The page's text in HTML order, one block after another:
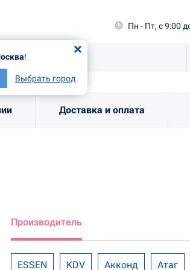
!
Выбрать город
Пн - Пт, с 9:00
Доставка и оплата
Ваш городМосква
Все верно
Производитель
ESSEN KDV Акконд Атаг